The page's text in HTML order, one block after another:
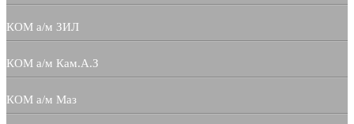
КОМ а/м ЗИЛ
КОМ а/м Кам.А.З
КОМ а/м Маз